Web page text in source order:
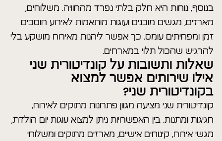
בנוסף, נוחות היא חלק בלתי נפרד מהחוויה. משלוחים,
מארזים, מגשים מוכנים ועוגות מותאמות לאירוע חוסכים
זמן ומפחיתים עומס. כך אפשר ליהנות מאירוח מושקע בלי
להרגיש שהכול תלוי במארחים.
שאלות ותשובות על קונדיטורית שני
אילו שירותים אפשר למצוא
בקונדיטורית שני?
קונדיטורית שני מציעה מגוון פתרונות מתוקים לאירוח,
חגיגות ומתנות. בין האפשרויות ניתן למצוא עוגות יום הולדת,
מגשי אירוח, קינוחים אישיים, מארזים מתוקים ומשלוחי